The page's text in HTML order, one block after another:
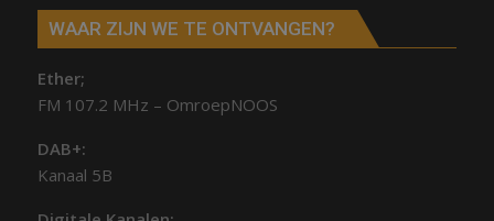
WAAR ZIJN WE TE ONTVANGEN?
Ether;
FM 107.2 MHz – OmroepNOOS
DAB+:
Kanaal 5B